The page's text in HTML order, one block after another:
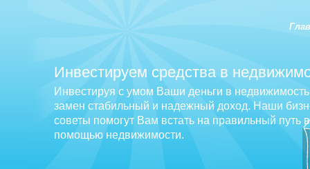
Инвестируем средства в
Инвестируя с умом Ваши деньги в
замен стабильный и надежный доход. Наши
советы помогут Вам встать на правильный путь
помощью недвижимости.